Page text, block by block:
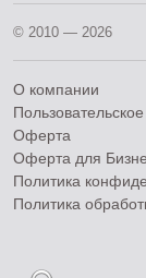
© 2010 — 2026
О компании
Оферта
Оферта для
Политика
Политика